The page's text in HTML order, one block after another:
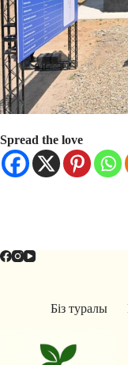
Spread the love
Біз туралы